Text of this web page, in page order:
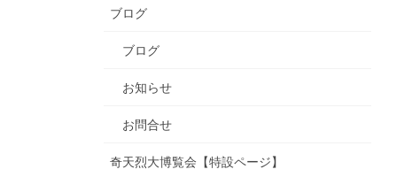
ブログ
ブログ
お知らせ
お問合せ
奇天烈大博覧会【特設ページ】